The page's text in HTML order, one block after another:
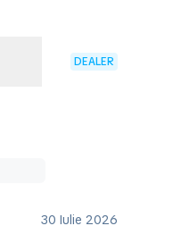
DEALER
30 Iulie 2026